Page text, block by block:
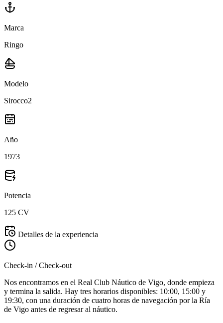
Marca
Ringo
Modelo
Sirocco2
Año
1973
Potencia
125 CV
Detalles de la experiencia
Check-in / Check-out
Nos encontramos en el Real Club Náutico de Vigo, donde empieza
y termina la salida. Hay tres horarios disponibles: 10:00, 15:00 y
19:30, con una duración de cuatro horas de navegación por la Ría
de Vigo antes de regresar al náutico.